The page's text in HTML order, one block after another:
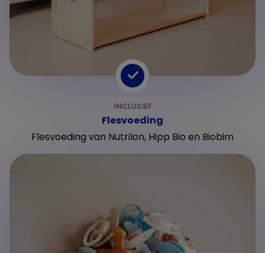
Flesvoeding
Flesvoeding van Nutrilon, Hipp Bio en Biobim